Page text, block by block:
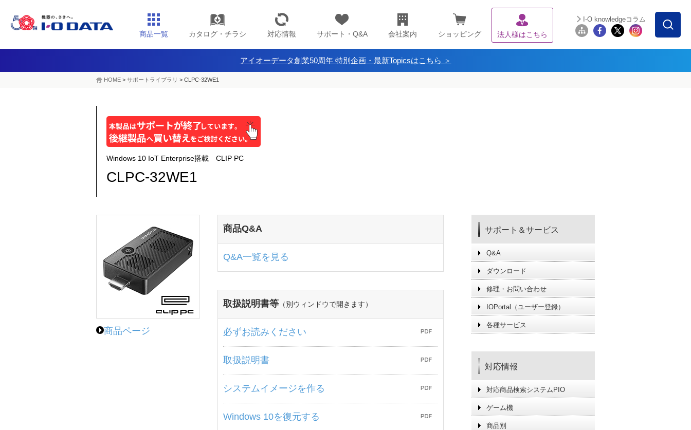
商品一覧 カタログ・チラシ 対応情報 サポート・Q&A 会社案内 ショッピング 法人様はこちら
I-O knowledgeコラム
アイオーデータ創業50周年 特別企画・最新Topicsはこちら ＞
HOME > サポートライブラリ > CLPC-32WE1
Windows 10 IoT Enterprise搭載 CLIP PC
CLPC-32WE1
商品ページ
商品Q&A
Q&A一覧を見る
取扱説明書等 （別ウィンドウで開きます）
必ずお読みください
取扱説明書
システムイメージを作る
Windows 10を復元する
サポート＆サービス
Q&A
ダウンロード
修理・お問い合わせ
IOPortal（ユーザー登録）
各種サービス
対応情報
対応商品検索システムPIO
ゲーム機
商品別